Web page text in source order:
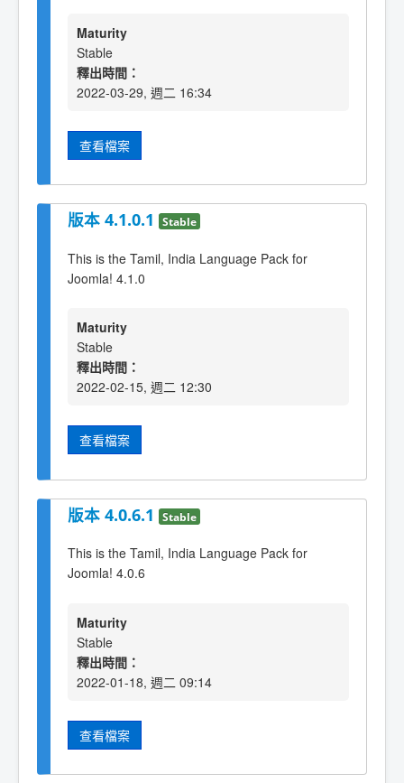
Maturity
Stable
釋出時間：
2022-03-29, 週二 16:34
查看檔案
版本 4.1.0.1 Stable
This is the Tamil, India Language Pack for
Joomla! 4.1.0
Maturity
Stable
釋出時間：
2022-02-15, 週二 12:30
查看檔案
版本 4.0.6.1 Stable
This is the Tamil, India Language Pack for
Joomla! 4.0.6
Maturity
Stable
釋出時間：
2022-01-18, 週二 09:14
查看檔案